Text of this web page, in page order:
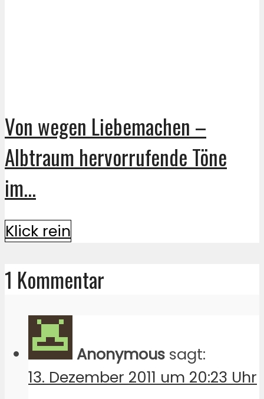
Von wegen Liebemachen –
Albtraum hervorrufende Töne
im...
Klick rein
1 Kommentar
Anonymous sagt:
13. Dezember 2011 um 20:23 Uhr